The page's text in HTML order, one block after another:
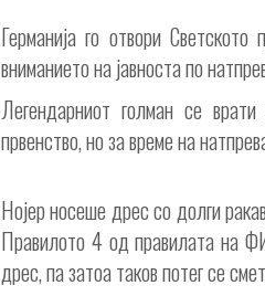
Германија го отвори
вниманието на јавноста по
Легендарниот голман се
првенство, но за време на
Нојер носеше дрес со долги
Правилото 4 од правилата на
дрес, па затоа таков потег се